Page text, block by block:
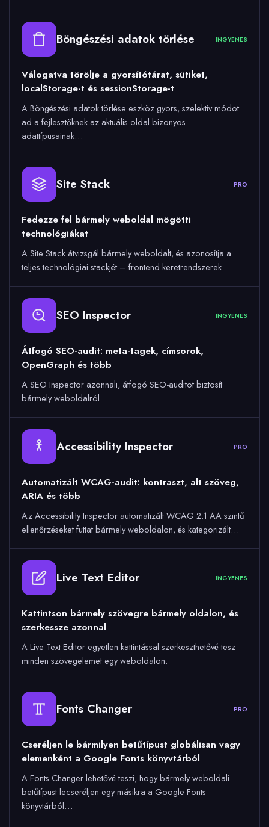
Böngészési adatok törlése INGYENES
Válogatva törölje a gyorsítótárat, sütiket,
localStorage-t és sessionStorage-t
A Böngészési adatok törlése eszköz gyors, szelektív módot
ad a fejlesztőknek az aktuális oldal bizonyos
adattípusainak…
Site Stack PRO
Fedezze fel bármely weboldal mögötti
technológiákat
A Site Stack átvizsgál bármely weboldalt, és azonosítja a
teljes technológiai stackjét – frontend keretrendszerek…
SEO Inspector INGYENES
Átfogó SEO-audit: meta-tagek, címsorok,
OpenGraph és több
A SEO Inspector azonnali, átfogó SEO-auditot biztosít
bármely weboldalról.
Accessibility Inspector PRO
Automatizált WCAG-audit: kontraszt, alt szöveg,
ARIA és több
Az Accessibility Inspector automatizált WCAG 2.1 AA szintű
ellenőrzéseket futtat bármely weboldalon, és kategorizált…
Live Text Editor INGYENES
Kattintson bármely szövegre bármely oldalon, és
szerkessze azonnal
A Live Text Editor egyetlen kattintással szerkeszthetővé tesz
minden szövegelemet egy weboldalon.
Fonts Changer PRO
Cseréljen le bármilyen betűtípust globálisan vagy
elemenként a Google Fonts könyvtárból
A Fonts Changer lehetővé teszi, hogy bármely weboldali
betűtípust lecseréljen egy másikra a Google Fonts
könyvtárból…